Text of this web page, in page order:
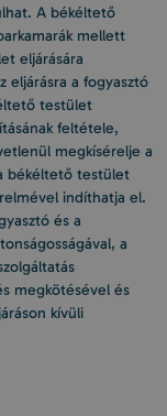
A békéltető
mellett
eljárására
eljárásra a fogyasztó
testület
feltétele,
megkísérelje a
békéltető testület
indíthatja el.
és a
a
megkötésével és
kívüli